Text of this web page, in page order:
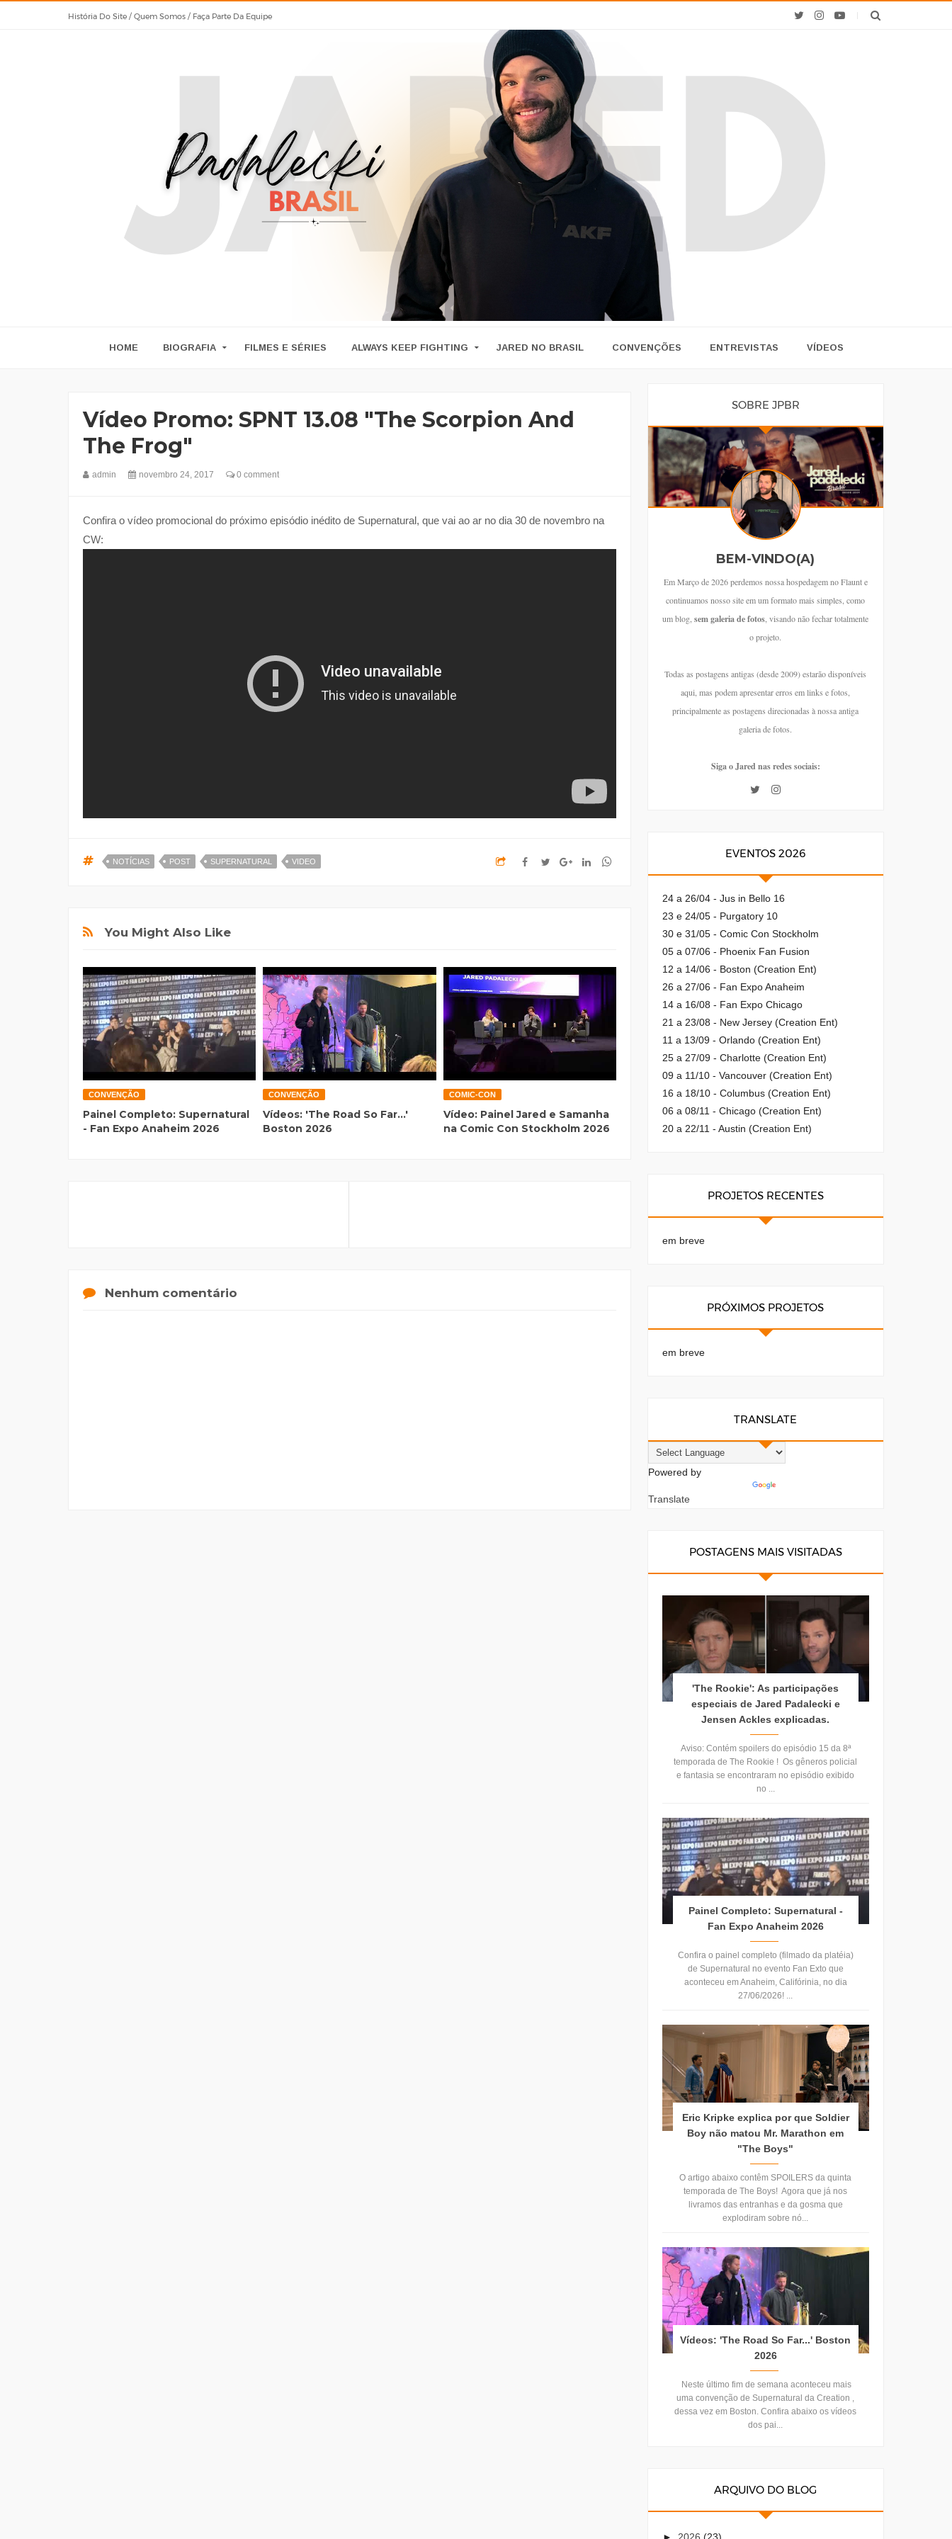
História Do Site / Quem Somos / Faça Parte Da Equipe
HOME BIOGRAFIA FILMES E SÉRIES ALWAYS KEEP FIGHTING JARED NO BRASIL CONVENÇÕES ENTREVISTAS VÍDEOS
Vídeo Promo: SPNT 13.08 "The Scorpion And
The Frog"
admin novembro 24, 2017 0 comment
Confira o vídeo promocional do próximo episódio inédito de Supernatural, que vai ao ar no dia 30 de novembro na
CW:
NOTÍCIAS POST SUPERNATURAL VIDEO
You Might Also Like
CONVENÇÃO
Painel Completo: Supernatural
- Fan Expo Anaheim 2026
CONVENÇÃO
Vídeos: 'The Road So Far...'
Boston 2026
COMIC-CON
Vídeo: Painel Jared e Samanha
na Comic Con Stockholm 2026
Nenhum comentário
SOBRE JPBR
BEM-VINDO(A)
Em Março de 2026 perdemos nossa hospedagem no Flaunt e
continuamos nosso site em um formato mais simples, como
um blog,sem galeria de fotos, visando não fechar totalmente
o projeto.
Todas as postagens antigas (desde 2009) estarão disponíveis
aqui, mas podem apresentar erros em links e fotos,
principalmente as postagens direcionadas à nossa antiga
galeria de fotos.
Siga o Jared nas redes sociais:
EVENTOS 2026
24 a 26/04 - Jus in Bello 16
23 e 24/05 - Purgatory 10
30 e 31/05 - Comic Con Stockholm
05 a 07/06 - Phoenix Fan Fusion
12 a 14/06 - Boston (Creation Ent)
26 a 27/06 - Fan Expo Anaheim
14 a 16/08 - Fan Expo Chicago
21 a 23/08 - New Jersey (Creation Ent)
11 a 13/09 - Orlando (Creation Ent)
25 a 27/09 - Charlotte (Creation Ent)
09 a 11/10 - Vancouver (Creation Ent)
16 a 18/10 - Columbus (Creation Ent)
06 a 08/11 - Chicago (Creation Ent)
20 a 22/11 - Austin (Creation Ent)
PROJETOS RECENTES
em breve
PRÓXIMOS PROJETOS
em breve
TRANSLATE
Powered by
Translate
POSTAGENS MAIS VISITADAS
'The Rookie': As participações
especiais de Jared Padalecki e
Jensen Ackles explicadas.
Aviso: Contém spoilers do episódio 15 da 8ª
temporada de The Rookie ! Os gêneros policial
e fantasia se encontraram no episódio exibido
no ...
Painel Completo: Supernatural -
Fan Expo Anaheim 2026
Confira o painel completo (filmado da platéia)
de Supernatural no evento Fan Exto que
aconteceu em Anaheim, Califórinia, no dia
27/06/2026! ...
Eric Kripke explica por que Soldier
Boy não matou Mr. Marathon em
"The Boys"
O artigo abaixo contêm SPOILERS da quinta
temporada de The Boys! Agora que já nos
livramos das entranhas e da gosma que
explodiram sobre nó...
Vídeos: 'The Road So Far...' Boston
2026
Neste último fim de semana aconteceu mais
uma convenção de Supernatural da Creation ,
dessa vez em Boston. Confira abaixo os vídeos
dos pai...
ARQUIVO DO BLOG
► 2026 (23)